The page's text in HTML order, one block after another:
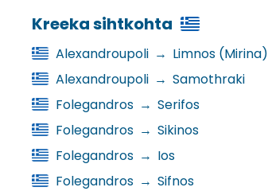
Kreeka sihtkohta
Alexandroupoli → Limnos (Mirina)
Alexandroupoli → Samothraki
Folegandros → Serifos
Folegandros → Sikinos
Folegandros → Ios
Folegandros → Sifnos